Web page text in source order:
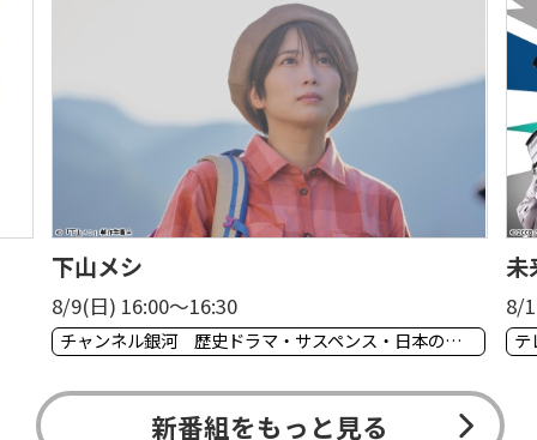
下山メシ
8/9(日) 16:00〜16:30
チャンネル銀河 歴史ドラマ・サスペンス・日本のうた
未
8/
テ
新番組をもっと見る